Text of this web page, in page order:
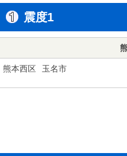
震度1
熊本西区 玉名市